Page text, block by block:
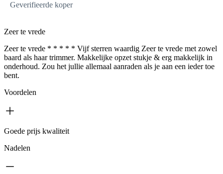
Geverifieerde koper
Zeer te vrede
Zeer te vrede * * * * * Vijf sterren waardig Zeer te vrede met zowel
baard als haar trimmer. Makkelijke opzet stukje & erg makkelijk in
onderhoud. Zou het jullie allemaal aanraden als je aan een ieder toe
bent.
Voordelen
Goede prijs kwaliteit
Nadelen